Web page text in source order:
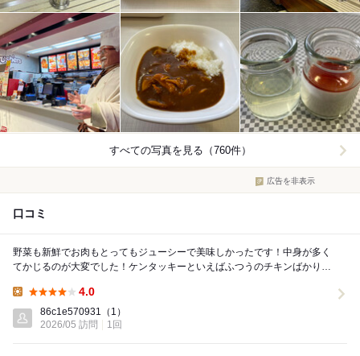
すべての写真を見る（760件）
広告を非表示
口コミ
野菜も新鮮でお肉もとってもジューシーで美味しかったです！中身が多く
てかじるのが大変でした！ケンタッキーといえばふつうのチキンばかり頼
4.0
86c1e570931 （1）
2026/05 訪問
1回